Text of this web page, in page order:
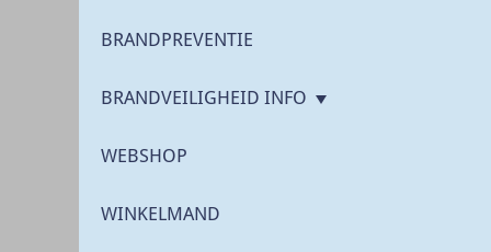
BRANDPREVENTIE
BRANDVEILIGHEID INFO
WEBSHOP
WINKELMAND